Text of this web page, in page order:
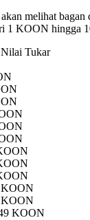
akan melihat
1 KOON hingga
Tukar
KOON
KOON
KOON